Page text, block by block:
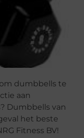
dumbbells te
aan
Dumbbells van
het beste
Fitness BV!